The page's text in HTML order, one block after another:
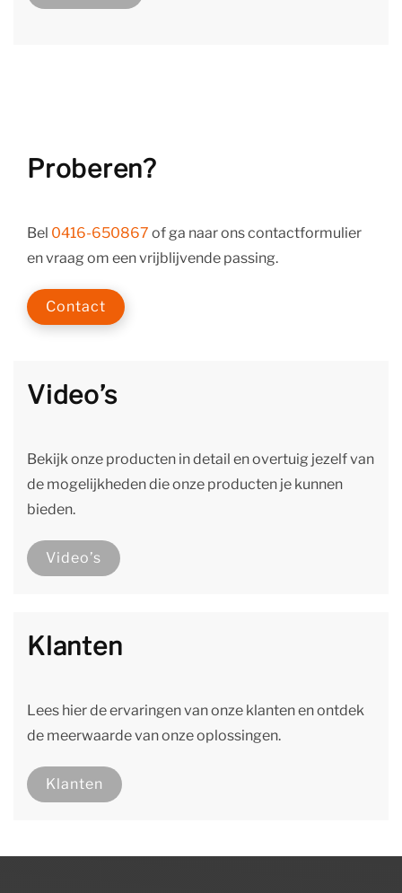
Proberen?
Bel 0416-650867 of ga naar ons contactformulier
en vraag om een vrijblijvende passing.
Contact
Video’s
Bekijk onze producten in detail en overtuig jezelf van
de mogelijkheden die onze producten je kunnen
bieden.
Video’s
Klanten
Lees hier de ervaringen van onze klanten en ontdek
de meerwaarde van onze oplossingen.
Klanten